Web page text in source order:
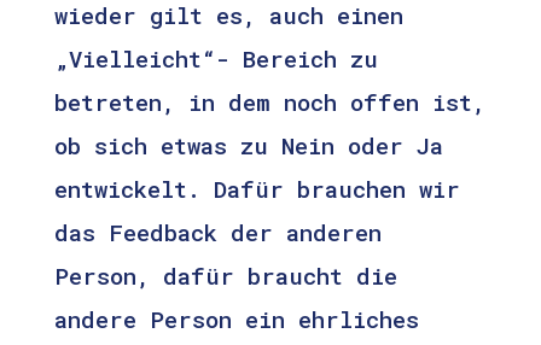
wieder gilt es, auch einen
„Vielleicht“- Bereich zu
betreten, in dem noch offen ist,
ob sich etwas zu Nein oder Ja
entwickelt. Dafür brauchen wir
das Feedback der anderen
Person, dafür braucht die
andere Person ein ehrliches